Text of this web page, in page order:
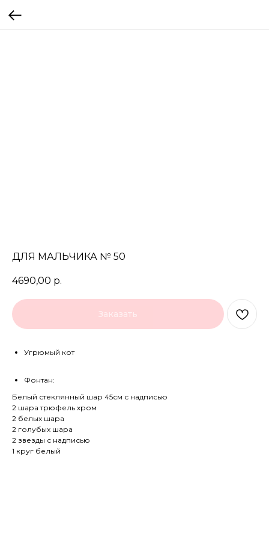
ДЛЯ МАЛЬЧИКА № 50
4690,00 р.
Заказать
Угрюмый кот
Фонтан:
Белый стеклянный шар 45см с надписью
2 шара трюфель хром
2 белых шара
2 голубых шара
2 звезды с надписью
1 круг белый